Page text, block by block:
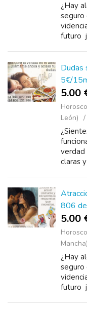
¿Hay
seguro
futuro
Dudas
5€/
5.00
León)
verdad
claras
806
5.00
Mancha)
¿Hay
seguro
futuro